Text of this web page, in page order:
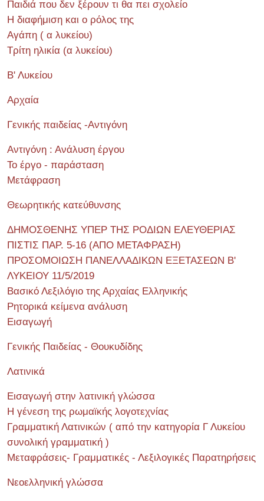
Παιδιά που δεν ξέρουν τι θα πει σχολείο
Η διαφήμιση και ο ρόλος της
Αγάπη ( α λυκείου)
Τρίτη ηλικία (α λυκείου)
Β' Λυκείου
Αρχαία
Γενικής παιδείας -Αντιγόνη
Αντιγόνη : Ανάλυση έργου
Το έργο - παράσταση
Μετάφραση
Θεωρητικής κατεύθυνσης
ΔΗΜΟΣΘΕΝΗΣ ΥΠΕΡ ΤΗΣ ΡΟΔΙΩΝ ΕΛΕΥΘΕΡΙΑΣ
ΠΙΣΤΙΣ ΠΑΡ. 5-16 (ΑΠΟ ΜΕΤΑΦΡΑΣΗ)
ΠΡΟΣΟΜΟΙΩΣΗ ΠΑΝΕΛΛΑΔΙΚΩΝ ΕΞΕΤΑΣΕΩΝ Β'
ΛΥΚΕΙΟΥ 11/5/2019
Βασικό Λεξιλόγιο της Αρχαίας Ελληνικής
Ρητορικά κείμενα ανάλυση
Εισαγωγή
Γενικής Παιδείας - Θουκυδίδης
Λατινικά
Εισαγωγή στην λατινική γλώσσα
Η γένεση της ρωμαϊκής λογοτεχνίας
Γραμματική Λατινικών ( από την κατηγορία Γ Λυκείου
συνολική γραμματική )
Μεταφράσεις- Γραμματικές - Λεξιλογικές Παρατηρήσεις
Νεοελληνική γλώσσα